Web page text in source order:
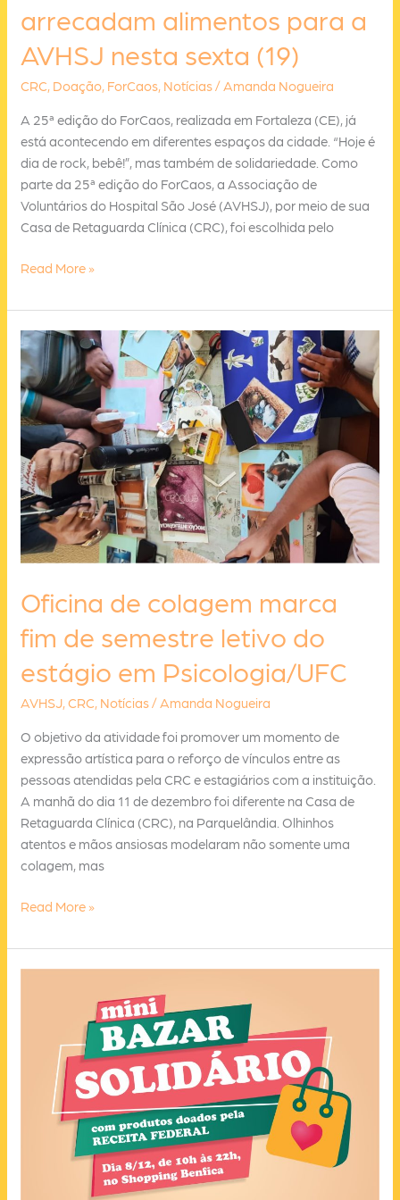
arrecadam alimentos para a
AVHSJ nesta sexta (19)
CRC, Doação, ForCaos, Notícias/ Amanda Nogueira
A 25ª edição do ForCaos, realizada em Fortaleza (CE), já
está acontecendo em diferentes espaços da cidade. “Hoje é
dia de rock, bebê!”, mas também de solidariedade. Como
parte da 25ª edição do ForCaos, a Associação de
Voluntários do Hospital São José (AVHSJ), por meio de sua
Casa de Retaguarda Clínica (CRC), foi escolhida pelo
Shows
ForCaos
arrecadam
alimentos
para
a
AVHSJ
nesta
sexta
(19)
Read More »
Oficina de colagem marca
fim de semestre letivo do
estágio em Psicologia/UFC
AVHSJ,CRC, Notícias/ Amanda Nogueira
O objetivo da atividade foi promover um momento de
expressão artística para o reforço de vínculos entre as
pessoas atendidas pela CRC e estagiários com a instituição.
A manhã do dia 11 de dezembro foi diferente na Casa de
Retaguarda Clínica (CRC), na Parquelândia. Olhinhos
atentos e mãos ansiosas modelaram não somente uma
colagem, mas
Oficina
colagem
marca
estágio
Psicologia/UFC
Read More »